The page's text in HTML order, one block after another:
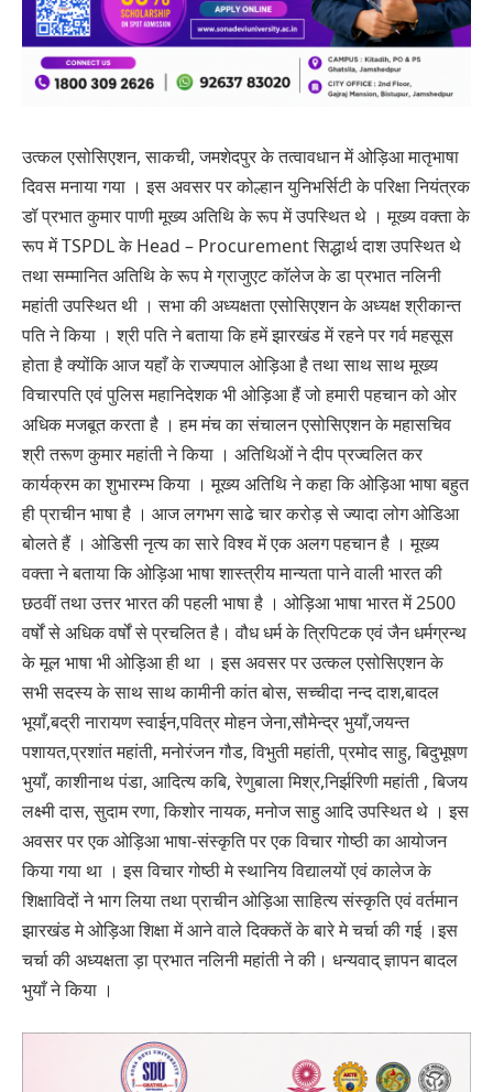
उत्कल एसोसिएशन, साकची, जमशेदपुर के तत्वावधान में ओड़िआ मातृभाषा
दिवस मनाया गया । इस अवसर पर कोल्हान युनिभर्सिटी के परिक्षा नियंत्रक
डॉ प्रभात कुमार पाणी मूख्य अतिथि के रूप में उपस्थित थे । मूख्य वक्ता के
रूप में TSPDL के Head – Procurement सिद्धार्थ दाश उपस्थित थे
तथा सम्मानित अतिथि के रूप मे ग्राजुएट काॅलेज के डा प्रभात नलिनी
महांती उपस्थित थी । सभा की अध्यक्षता एसोसिएशन के अध्यक्ष श्रीकान्त
पति ने किया । श्री पति ने बताया कि हमें झारखंड में रहने पर गर्व महसूस
होता है क्योंकि आज यहाँ के राज्यपाल ओड़िआ है तथा साथ साथ मूख्य
विचारपति एवं पुलिस महानिदेशक भी ओड़िआ हैं जो हमारी पहचान को ओर
अधिक मजबूत करता है । हम मंच का संचालन एसोसिएशन के महासचिव
श्री तरूण कुमार महांती ने किया । अतिथिओं ने दीप प्रज्वलित कर
कार्यक्रम का शुभारम्भ किया । मूख्य अतिथि ने कहा कि ओड़िआ भाषा बहुत
ही प्राचीन भाषा है । आज लगभग साढे चार करोड़ से ज्यादा लोग ओडिआ
बोलते हैं । ओडिसी नृत्य का सारे विश्व में एक अलग पहचान है । मूख्य
वक्ता ने बताया कि ओड़िआ भाषा शास्त्रीय मान्यता पाने वाली भारत की
छठवीं तथा उत्तर भारत की पहली भाषा है । ओड़िआ भाषा भारत में 2500
वर्षों से अधिक वर्षों से प्रचलित है। वौध धर्म के त्रिपिटक एवं जैन धर्मग्रन्थ
के मूल भाषा भी ओड़िआ ही था । इस अवसर पर उत्कल एसोसिएशन के
सभी सदस्य के साथ साथ कामीनी कांत बोस, सच्चीदा नन्द दाश,बादल
भूयाँ,बद्री नारायण स्वाईन,पवित्र मोहन जेना,सौमेन्द्र भुयाँ,जयन्त
पशायत,प्रशांत महांती, मनोरंजन गौड, विभुती महांती, प्रमोद साहु, बिदुभूषण
भुयाँ, काशीनाथ पंडा, आदित्य कबि, रेणुबाला मिश्र,निर्झरिणी महांती , बिजय
लक्ष्मी दास, सुदाम रणा, किशोर नायक, मनोज साहु आदि उपस्थित थे । इस
अवसर पर एक ओड़िआ भाषा-संस्कृति पर एक विचार गोष्ठी का आयोजन
किया गया था । इस विचार गोष्ठी मे स्थानिय विद्यालयों एवं कालेज के
शिक्षाविदों ने भाग लिया तथा प्राचीन ओड़िआ साहित्य संस्कृति एवं वर्तमान
झारखंड मे ओड़िआ शिक्षा में आने वाले दिक्कतें के बारे मे चर्चा की गई ।इस
चर्चा की अध्यक्षता ड़ा प्रभात नलिनी महांती ने की। धन्यवाद् ज्ञापन बादल
भुयाँ ने किया ।